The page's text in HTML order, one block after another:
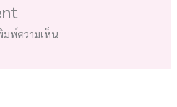
มพ์ความเห็น